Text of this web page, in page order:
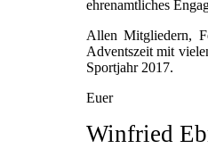
ehrenamtliches
Allen Mitgliedern,
Adventszeit mit
Sportjahr 2017.
Euer
Winfried